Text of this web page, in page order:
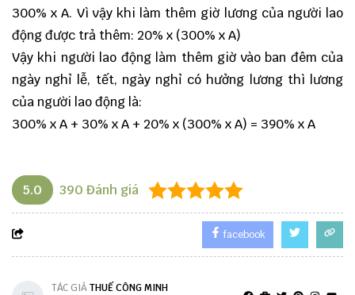
300% x A. Vì vậy khi làm thêm giờ lương của người lao
động được trả thêm: 20% x (300% x A)
Vậy khi người lao động làm thêm giờ vào ban đêm của
ngày nghỉ lễ, tết, ngày nghỉ có hưởng lương thì lương
của người lao động là:
300% x A + 30% x A + 20% x (300% x A) = 390% x A
5.0 390 Đánh giá
facebook
TÁC GIẢTHUẾ CÔNG MINH